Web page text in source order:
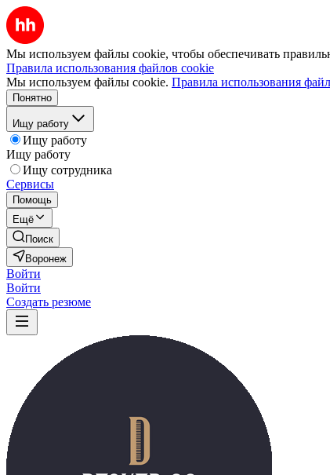
Мы используем файлы cookie, чтобы обеспечивать
Правила использования файлов cookie
Мы используем файлы cookie. Правила использования
Понятно
Ищу работу
Ищу работу
Ищу работу
Ищу сотрудника
Сервисы
Помощь
Ещё
Поиск
Воронеж
Войти
Войти
Создать резюме